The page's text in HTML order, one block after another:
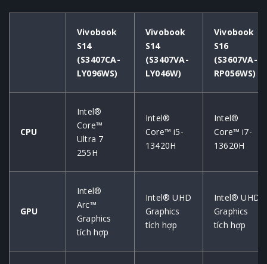
Vivobook
S14
(S3407CA-
LY096WS)
Vivobook
S14
(S3407VA-
LY046W)
Vivobook
S16
(S3607VA-
RP056WS)
CPU
Intel®
Core™
Ultra 7
255H
Intel®
Core™ i5-
13420H
Intel®
Core™ i7-
13620H
GPU
Intel®
Arc™
Graphics
tích hợp
Intel® UHD
Graphics
tích hợp
Intel® UHD
Graphics
tích hợp